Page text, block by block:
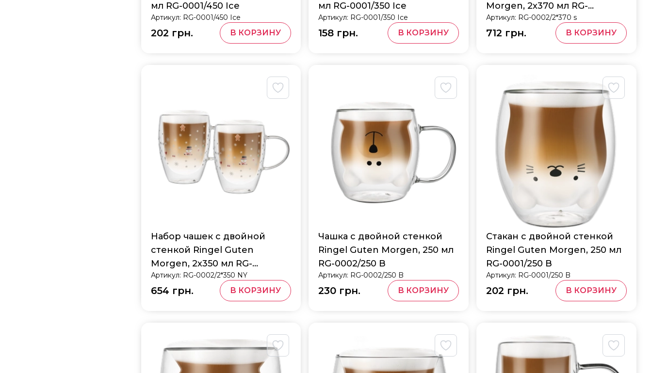
мл RG-0001/450 Ice
Артикул: RG-0001/450 Ice
202 грн. В КОРЗИНУ
мл RG-0001/350 Ice
Артикул: RG-0001/350 Ice
158 грн. В КОРЗИНУ
Morgen, 2х370 мл RG-
0002/2*370 s
Артикул: RG-0002/2*370 s
712 грн. В КОРЗИНУ
Набор чашек с двойной
стенкой Ringel Guten
Morgen, 2х350 мл RG-
0002/2*350 NY
Артикул: RG-0002/2*350 NY
654 грн. В КОРЗИНУ
Чашка с двойной стенкой
Ringel Guten Morgen, 250 мл
RG-0002/250 B
Артикул: RG-0002/250 B
230 грн. В КОРЗИНУ
Стакан с двойной стенкой
Ringel Guten Morgen, 250 мл
RG-0001/250 B
Артикул: RG-0001/250 B
202 грн. В КОРЗИНУ